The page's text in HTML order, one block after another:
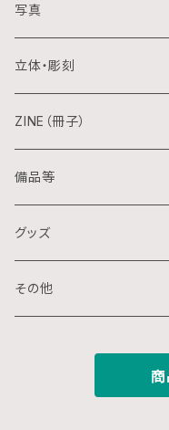
アクリル画
日本画
水彩画
クレパス画
水墨画
スプレー画
銅版画
木版画
シルクスクリーン
リトグラフ
デジタル
ステンシル
デジタルプリント
写真
立体・彫刻
陶芸
金属
石
木
ZINE（冊子）
備品等
グッズ
ポストカード
その他